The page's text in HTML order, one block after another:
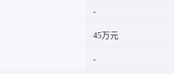
45万元